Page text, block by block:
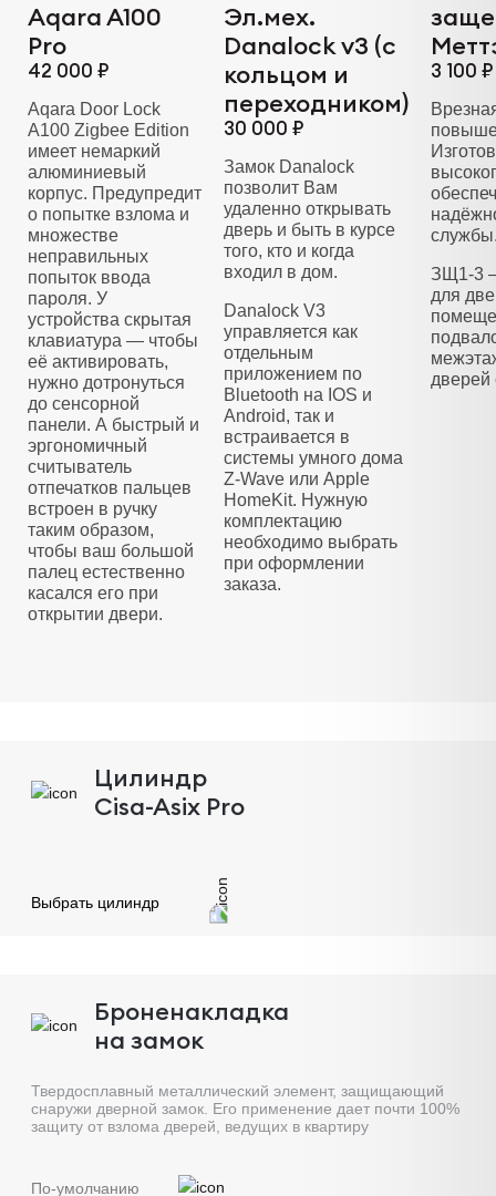
Aqara A100
Pro
42 000 ₽
Aqara Door Lock
A100 Zigbee Edition
имеет немаркий
алюминиевый
корпус. Предупредит
о попытке взлома и
множестве
неправильных
попыток ввода
пароля. У
устройства скрытая
клавиатура — чтобы
её активировать,
нужно дотронуться
до сенсорной
панели. А быстрый и
эргономичный
считыватель
отпечатков пальцев
встроен в ручку
таким образом,
чтобы ваш большой
палец естественно
касался его при
открытии двери.
Эл.мех.
Danalock v3 (с
кольцом и
переходником)
30 000 ₽
Замок Danalock
позволит Вам
удаленно открывать
дверь и быть в курсе
того, кто и когда
входил в дом.
Danalock V3
управляется как
отдельным
приложением по
Bluetooth на IOS и
Android, так и
встраивается в
системы умного дома
Z-Wave или Apple
HomeKit. Нужную
комплектацию
необходимо выбрать
при оформлении
заказа.
3 100 ₽
ЗЩ1-3
для
дверей
Цилиндр
Cisa-Asix Pro
Выбрать цилиндр
Броненакладка
на замок
Твердосплавный металлический элемент, защищающий
снаружи дверной замок. Его применение дает почти 100%
защиту от взлома дверей, ведущих в квартиру
По-умолчанию